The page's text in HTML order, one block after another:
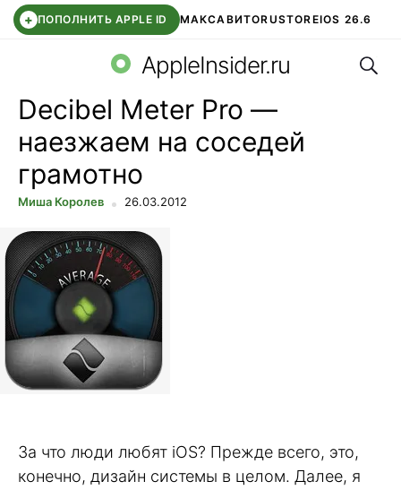
+ ПОПОЛНИТЬ APPLE ID МАКСАВИТОRUSTOREIOS 26.6
СБЕР КИДС ВТБ ОНЛАЙН ЧАТ В ROBLOX
AppleInsider.ru
Decibel Meter Pro —
наезжаем на соседей
грамотно
Миша Королев 26.03.2012
За что люди любят iOS? Прежде всего, это,
конечно, дизайн системы в целом. Далее, я